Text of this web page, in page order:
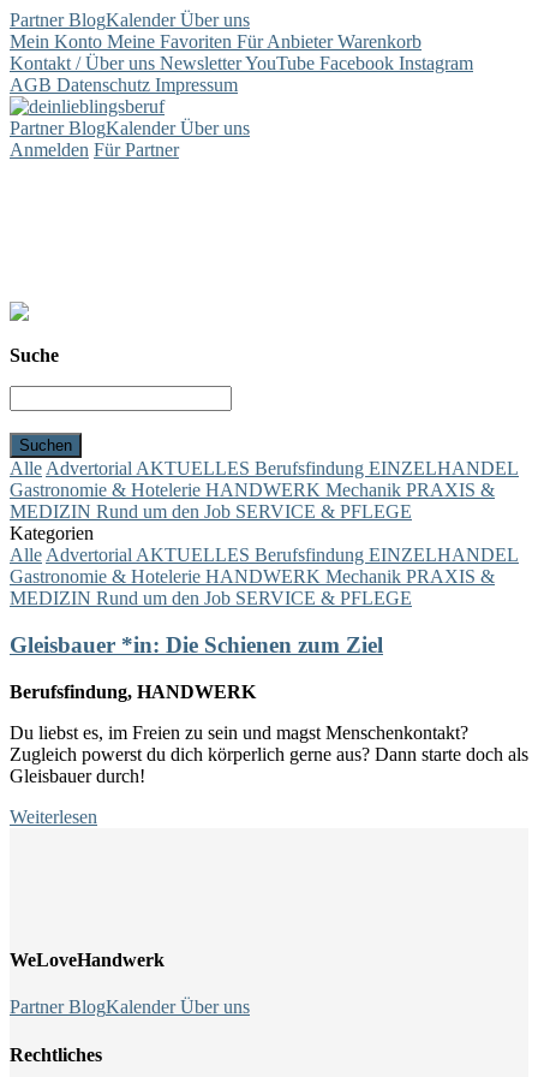
PartnerBlogKalenderÜber uns
Mein Konto Meine Favoriten Für AnbieterWarenkorb
Kontakt / Über uns NewsletterYouTube Facebook Instagram
AGB Datenschutz Impressum
PartnerBlogKalenderÜber uns
Anmelden Für Partner
Suche
AlleAdvertorialAKTUELLES Berufsfindung EINZELHANDEL
Gastronomie & Hotelerie HANDWERK Mechanik PRAXIS &
MEDIZIN Rund um den Job SERVICE & PFLEGE
Kategorien
AlleAdvertorialAKTUELLES Berufsfindung EINZELHANDEL
Gastronomie & Hotelerie HANDWERK Mechanik PRAXIS &
MEDIZIN Rund um den Job SERVICE & PFLEGE
Gleisbauer *in: Die Schienen zum Ziel
Berufsfindung, HANDWERK
Du liebst es, im Freien zu sein und magst Menschenkontakt?
Zugleich powerst du dich körperlich gerne aus? Dann starte doch als
Gleisbauer durch!
Weiterlesen
WeLoveHandwerk
PartnerBlogKalenderÜber uns
Rechtliches